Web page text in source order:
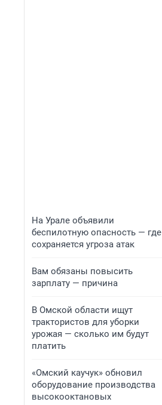
На Урале объявили
беспилотную опасность — где
сохраняется угроза атак
Вам обязаны повысить
зарплату — причина
В Омской области ищут
трактористов для уборки
урожая — сколько им будут
платить
«Омский каучук» обновил
оборудование производства
высокооктановых